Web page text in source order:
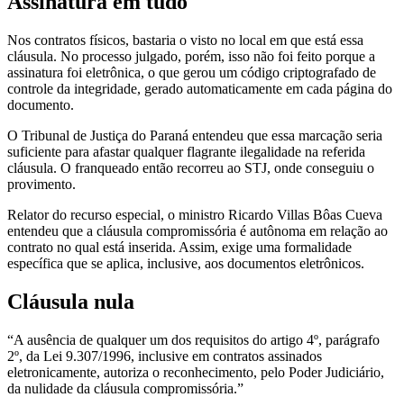
Nos contratos físicos, bastaria o visto no local em que está essa
cláusula. No processo julgado, porém, isso não foi feito porque a
assinatura foi eletrônica, o que gerou um código criptografado de
controle da integridade, gerado automaticamente em cada página do
documento.
O Tribunal de Justiça do Paraná entendeu que essa marcação seria
suficiente para afastar qualquer flagrante ilegalidade na referida
cláusula. O franqueado então recorreu ao STJ, onde conseguiu o
provimento.
Relator do recurso especial, o ministro Ricardo Villas Bôas Cueva
entendeu que a cláusula compromissória é autônoma em relação ao
contrato no qual está inserida. Assim, exige uma formalidade
específica que se aplica, inclusive, aos documentos eletrônicos.
Cláusula nula
“A ausência de qualquer um dos requisitos do artigo 4º, parágrafo
2º, da Lei 9.307/1996, inclusive em contratos assinados
eletronicamente, autoriza o reconhecimento, pelo Poder Judiciário,
da nulidade da cláusula compromissória.”